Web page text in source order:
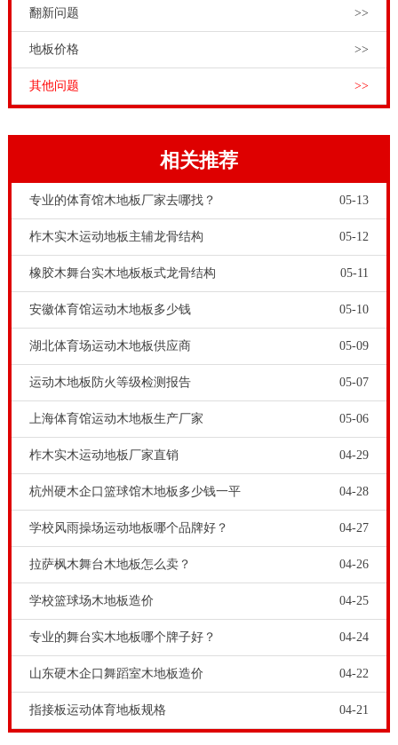
翻新问题 >>
地板价格 >>
其他问题 >>
相关推荐
专业的体育馆木地板厂家去哪找？ 05-13
柞木实木运动地板主辅龙骨结构 05-12
橡胶木舞台实木地板板式龙骨结构 05-11
安徽体育馆运动木地板多少钱 05-10
湖北体育场运动木地板供应商 05-09
运动木地板防火等级检测报告 05-07
上海体育馆运动木地板生产厂家 05-06
柞木实木运动地板厂家直销 04-29
杭州硬木企口篮球馆木地板多少钱一平 04-28
学校风雨操场运动地板哪个品牌好？ 04-27
拉萨枫木舞台木地板怎么卖？ 04-26
学校篮球场木地板造价 04-25
专业的舞台实木地板哪个牌子好？ 04-24
山东硬木企口舞蹈室木地板造价 04-22
指接板运动体育地板规格 04-21